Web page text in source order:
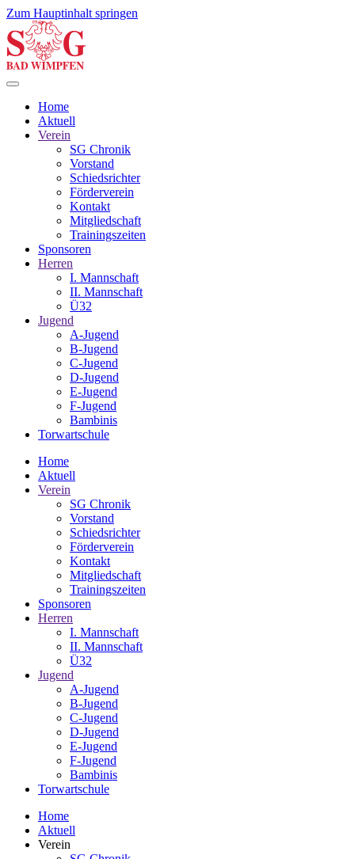
Zum Hauptinhalt springen
Home
Aktuell
Verein
SG Chronik
Vorstand
Schiedsrichter
Förderverein
Kontakt
Mitgliedschaft
Trainingszeiten
Sponsoren
Herren
I. Mannschaft
II. Mannschaft
Ü32
Jugend
A-Jugend
B-Jugend
C-Jugend
D-Jugend
E-Jugend
F-Jugend
Bambinis
Torwartschule
Home
Aktuell
Verein
SG Chronik
Vorstand
Schiedsrichter
Förderverein
Kontakt
Mitgliedschaft
Trainingszeiten
Sponsoren
Herren
I. Mannschaft
II. Mannschaft
Ü32
Jugend
A-Jugend
B-Jugend
C-Jugend
D-Jugend
E-Jugend
F-Jugend
Bambinis
Torwartschule
Home
Aktuell
Verein